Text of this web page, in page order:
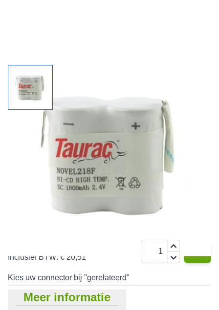
Accupack 218F / 2,4 V - 1800 mAh
Kies uw connector bij "'meer informatie"
Inclusief BTW: € 20,51
Kies uw connector bij "gerelateerd"
Meer informatie